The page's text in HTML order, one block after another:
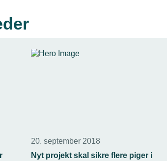
20. september 2018
Nyt projekt skal sikre flere piger i